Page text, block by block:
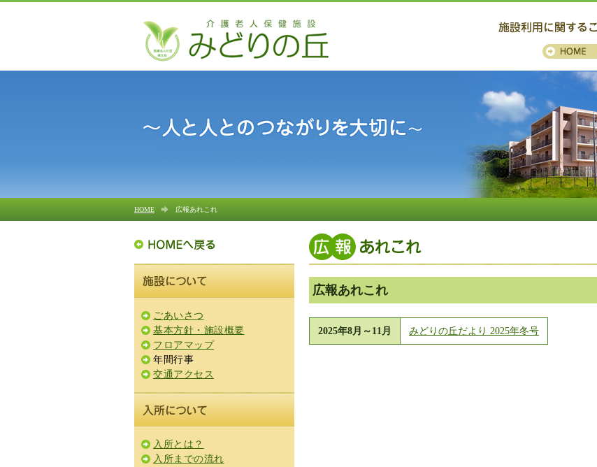
HOME 広報あれこれ
広報あれこれ
2025年8月～11月 みどりの丘だより 2025年冬号
ごあいさつ
基本方針・施設概要
フロアマップ
年間行事
交通アクセス
入所とは？
入所までの流れ